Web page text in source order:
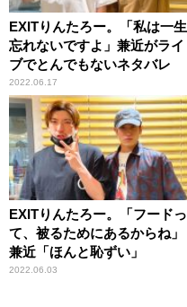
EXITりんたろー。「私は一生
忘れないですよ」兼近がライ
ブでとんでもないネタバレ
2022.06.17
EXITりんたろー。「フードっ
て、被るためにあるからね」
兼近「ほんと恥ずい」
2022.06.03